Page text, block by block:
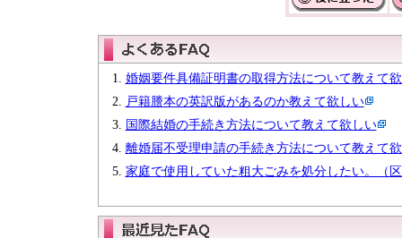
婚姻要件具備証明書の取得方法について教えて
戸籍謄本の英訳版があるのか教えて欲しい
国際結婚の手続き方法について教えて欲しい
離婚届不受理申請の手続き方法について教えて
家庭で使用していた粗大ごみを処分したい。（